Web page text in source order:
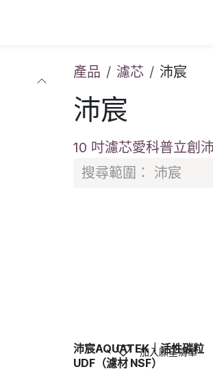
產品 濾芯 沛宸
沛宸
10 吋濾芯愛科普立創
沛宸AQUATEK｜活性碳粒
UDF（濾材 NSF）
加入願望清單